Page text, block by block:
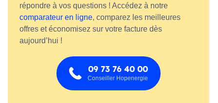
répondre à vos questions ! Accédez à notre
comparateur en ligne, comparez les meilleures
offres et économisez sur votre facture dès
aujourd’hui !
09 73 76 40 00
Conseiller Hopenergie